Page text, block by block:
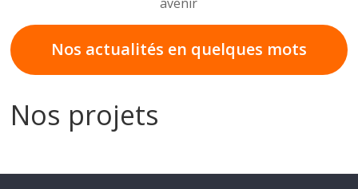
Nos actualités en quelques mots
Nos projets